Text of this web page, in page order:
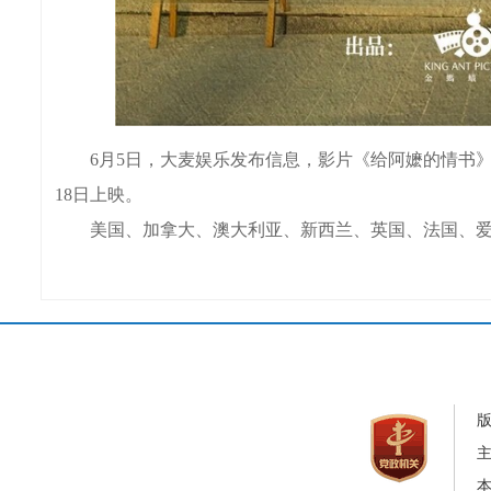
6月5日，大麦娱乐发布信息，影片《给阿嬷的情书》
18日上映。
美国、加拿大、澳大利亚、新西兰、英国、法国、